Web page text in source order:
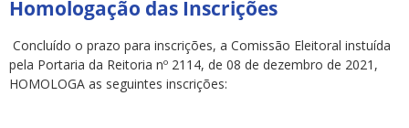
Homologação das Inscrições
Concluído o prazo para inscrições, a Comissão Eleitoral instuída
pela Portaria da Reitoria nº 2114, de 08 de dezembro de 2021,
HOMOLOGA as seguintes inscrições: